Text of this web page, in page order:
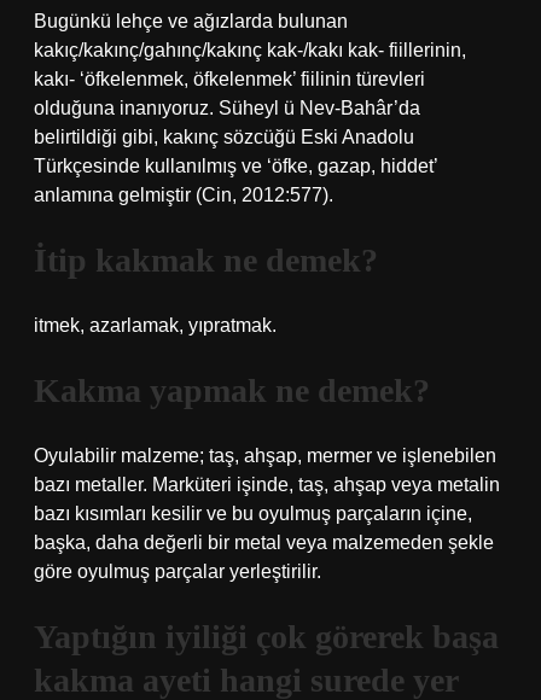
Bugünkü lehçe ve ağızlarda bulunan
kakıç/kakınç/gahınç/kakınç kak-/kakı kak- fiillerinin,
kakı- ‘öfkelenmek, öfkelenmek’ fiilinin türevleri
olduğuna inanıyoruz. Süheyl ü Nev-Bahâr’da
belirtildiği gibi, kakınç sözcüğü Eski Anadolu
Türkçesinde kullanılmış ve ‘öfke, gazap, hiddet’
anlamına gelmiştir (Cin, 2012:577).
İtip kakmak ne demek?
itmek, azarlamak, yıpratmak.
Kakma yapmak ne demek?
Oyulabilir malzeme; taş, ahşap, mermer ve işlenebilen
bazı metaller. Marküteri işinde, taş, ahşap veya metalin
bazı kısımları kesilir ve bu oyulmuş parçaların içine,
başka, daha değerli bir metal veya malzemeden şekle
göre oyulmuş parçalar yerleştirilir.
Yaptığın iyiliği çok görerek başa
kakma ayeti hangi surede yer